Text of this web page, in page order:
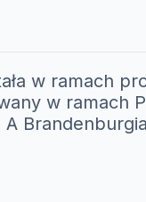
w ramach
w ramach
A